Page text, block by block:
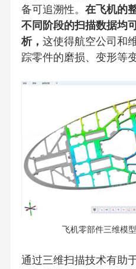
备可追溯性。在飞机的
不同阶段的扫描数据均
析，这使得航空公司和
踪零件的磨损、变形等
飞机零部件三维模
通过三维扫描技术有助